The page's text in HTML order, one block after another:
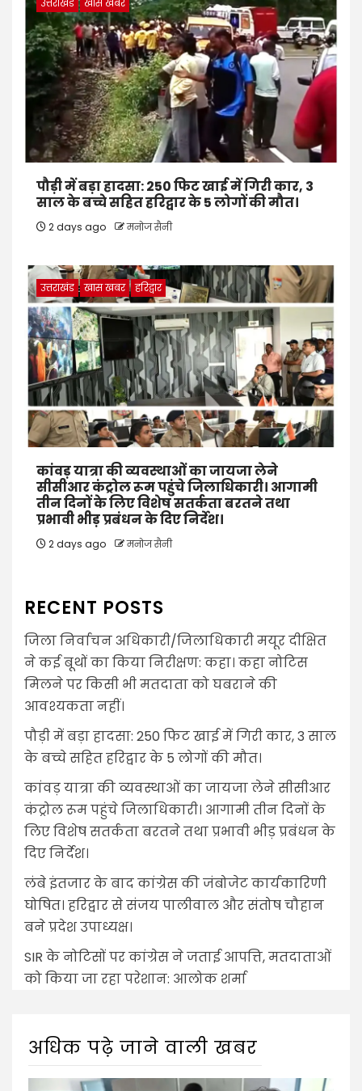
उत्तराखंड खास खबर
पौड़ी में बड़ा हादसा: 250 फिट खाई में गिरी कार, 3
साल के बच्चे सहित हरिद्वार के 5 लोगों की मौत।
2 days ago मनोज सैनी
उत्तराखंड खास खबर हरिद्वार
कांवड़ यात्रा की व्यवस्थाओं का जायजा लेने
सीसीआर कंट्रोल रूम पहुंचे जिलाधिकारी। आगामी
तीन दिनों के लिए विशेष सतर्कता बरतने तथा
प्रभावी भीड़ प्रबंधन के दिए निर्देश।
2 days ago मनोज सैनी
RECENT POSTS
जिला निर्वाचन अधिकारी/जिलाधिकारी मयूर दीक्षित
ने कई बूथों का किया निरीक्षण: कहा। कहा नोटिस
मिलने पर किसी भी मतदाता को घबराने की
आवश्यकता नहीं।
पौड़ी में बड़ा हादसा: 250 फिट खाई में गिरी कार, 3 साल
के बच्चे सहित हरिद्वार के 5 लोगों की मौत।
कांवड़ यात्रा की व्यवस्थाओं का जायजा लेने सीसीआर
कंट्रोल रूम पहुंचे जिलाधिकारी। आगामी तीन दिनों के
लिए विशेष सतर्कता बरतने तथा प्रभावी भीड़ प्रबंधन के
दिए निर्देश।
लंबे इंतजार के बाद कांग्रेस की जंबोजेट कार्यकारिणी
घोषित। हरिद्वार से संजय पालीवाल और संतोष चौहान
बने प्रदेश उपाध्यक्ष।
SIR के नोटिसों पर कांग्रेस ने जताई आपत्ति, मतदाताओं
को किया जा रहा परेशान: आलोक शर्मा
अधिक पढ़े जाने वाली खबर